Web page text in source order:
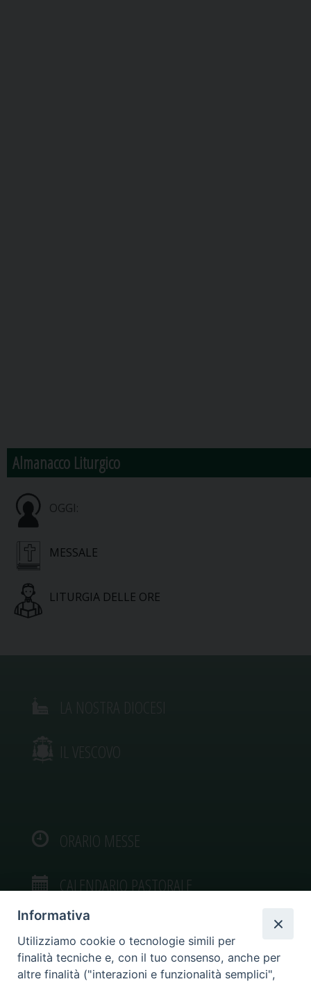
Almanacco Liturgico
OGGI:
MESSALE
LITURGIA DELLE ORE
IL VESCOVO
ORARIO MESSE
CALENDARIO PASTORALE
VIDEOGALLERY
Informativa
Utilizziamo cookie o tecnologie simili per
finalità tecniche e, con il tuo consenso, anche per
altre finalità ("interazioni e funzionalità semplici",